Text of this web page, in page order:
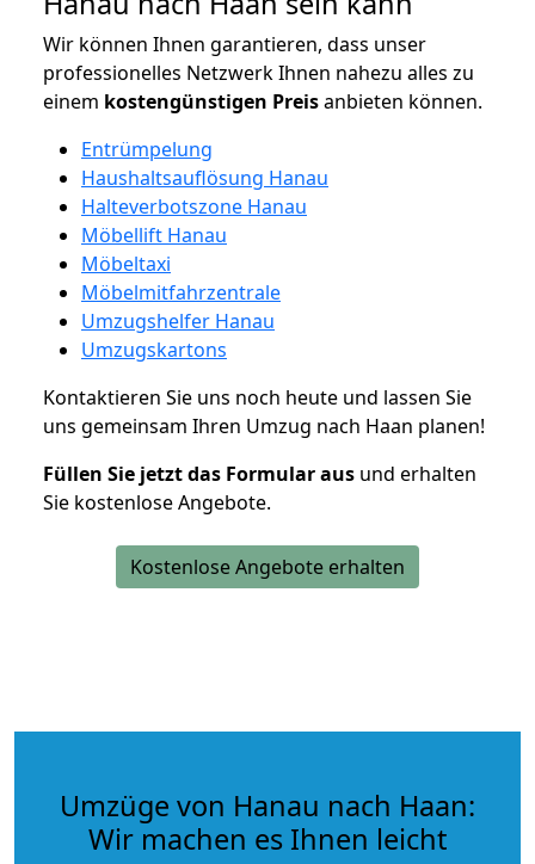
Wir können Ihnen garantieren, dass unser
professionelles Netzwerk Ihnen nahezu alles zu
einem kostengünstigen Preisanbieten können.
Entrümpelung
Haushaltsauflösung Hanau
Halteverbotszone Hanau
Möbellift Hanau
Möbeltaxi
Möbelmitfahrzentrale
Umzugshelfer Hanau
Umzugskartons
Kontaktieren Sie uns noch heute und lassen Sie
uns gemeinsam Ihren Umzug nach Haan planen!
Füllen Sie jetzt das Formular aus und erhalten
Sie kostenlose Angebote.
Kostenlose Angebote erhalten
Umzüge von Hanau nach Haan:
Wir machen es Ihnen leicht